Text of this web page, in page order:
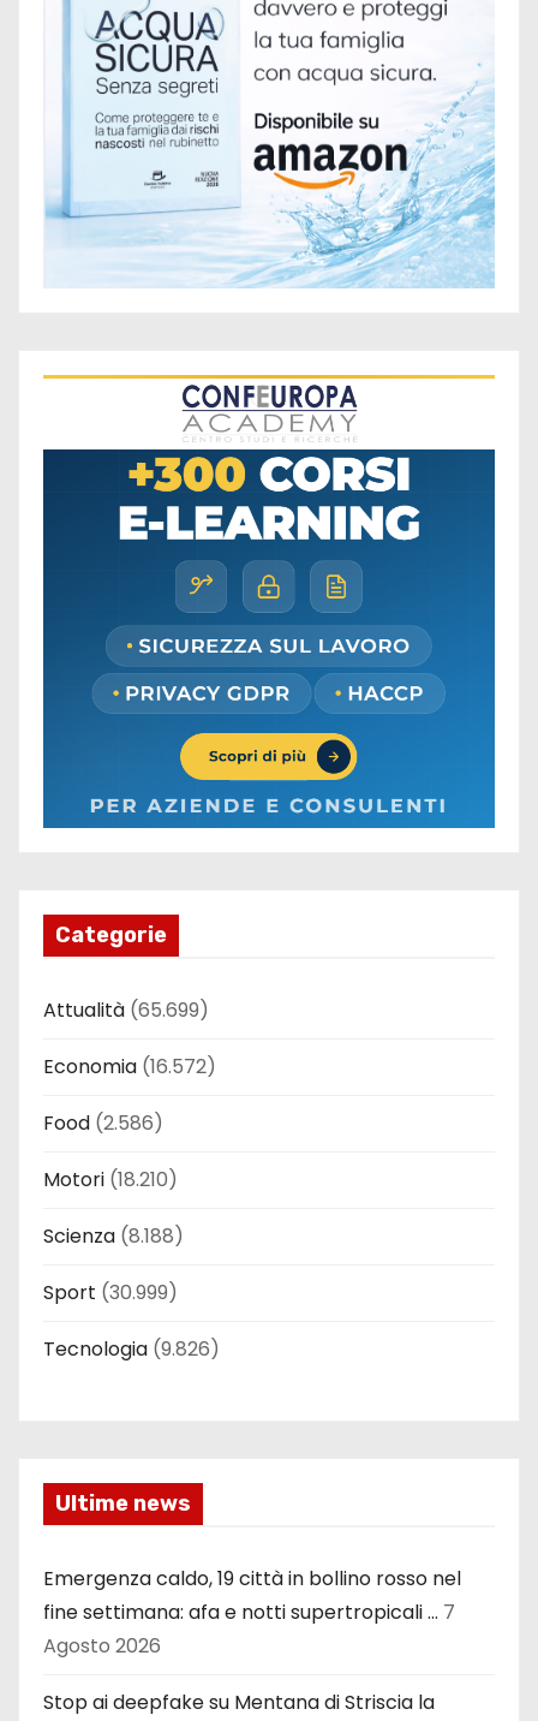
Categorie
Attualità (65.699)
Economia (16.572)
Food (2.586)
Motori (18.210)
Scienza (8.188)
Sport (30.999)
Tecnologia (9.826)
Ultime news
Emergenza caldo, 19 città in bollino rosso nel
fine settimana: afa e notti supertropicali … 7
Agosto 2026
Stop ai deepfake su Mentana di Striscia la